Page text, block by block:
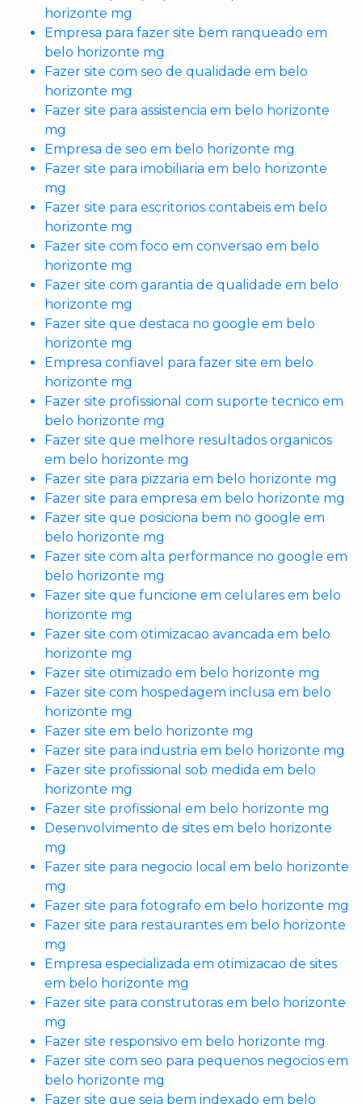
horizonte mg
Empresa para fazer site bem ranqueado em
belo horizonte mg
Fazer site com seo de qualidade em belo
horizonte mg
Fazer site para assistencia em belo horizonte
mg
Empresa de seo em belo horizonte mg
Fazer site para imobiliaria em belo horizonte
mg
Fazer site para escritorios contabeis em belo
horizonte mg
Fazer site com foco em conversao em belo
horizonte mg
Fazer site com garantia de qualidade em belo
horizonte mg
Fazer site que destaca no google em belo
horizonte mg
Empresa confiavel para fazer site em belo
horizonte mg
Fazer site profissional com suporte tecnico em
belo horizonte mg
Fazer site que melhore resultados organicos
em belo horizonte mg
Fazer site para pizzaria em belo horizonte mg
Fazer site para empresa em belo horizonte mg
Fazer site que posiciona bem no google em
belo horizonte mg
Fazer site com alta performance no google em
belo horizonte mg
Fazer site que funcione em celulares em belo
horizonte mg
Fazer site com otimizacao avancada em belo
horizonte mg
Fazer site otimizado em belo horizonte mg
Fazer site com hospedagem inclusa em belo
horizonte mg
Fazer site em belo horizonte mg
Fazer site para industria em belo horizonte mg
Fazer site profissional sob medida em belo
horizonte mg
Fazer site profissional em belo horizonte mg
Desenvolvimento de sites em belo horizonte
mg
Fazer site para negocio local em belo horizonte
mg
Fazer site para fotografo em belo horizonte mg
Fazer site para restaurantes em belo horizonte
mg
Empresa especializada em otimizacao de sites
em belo horizonte mg
Fazer site para construtoras em belo horizonte
mg
Fazer site responsivo em belo horizonte mg
Fazer site com seo para pequenos negocios em
belo horizonte mg
Fazer site que seja bem indexado em belo